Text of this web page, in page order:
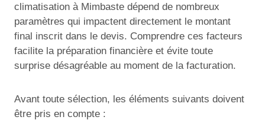
climatisation à Mimbaste dépend de nombreux
paramètres qui impactent directement le montant
final inscrit dans le devis. Comprendre ces facteurs
facilite la préparation financière et évite toute
surprise désagréable au moment de la facturation.
Avant toute sélection, les éléments suivants doivent
être pris en compte :